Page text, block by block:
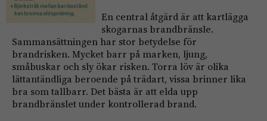
En central åtgärd är att kartlägga
skogarnas brandbränsle.
Sammansättningen har stor betydelse för
brandrisken. Mycket barr på marken, ljung,
småbuskar och sly ökar risken. Torra löv är olika
lättantändliga beroende på trädart, vissa brinner lika
bra som tallbarr. Det bästa är att elda upp
brandbränslet under kontrollerad brand.